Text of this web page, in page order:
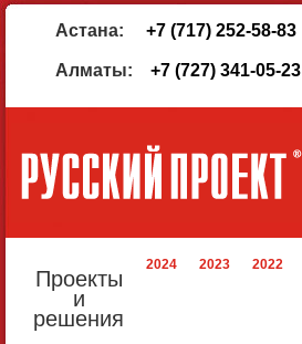
Астана: +7 (717) 252-58-83
Алматы: +7 (727) 341-05-23
Проекты
и
решения
2024 2023 2022